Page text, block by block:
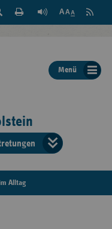
Suche
der
Seite
Feed
Menü
der
Alltag